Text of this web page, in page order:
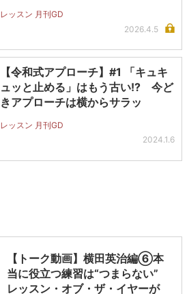
レッスン 月刊GD
2026.4.5
【令和式アプローチ】#1 「キュキ
ュッと止める」はもう古い!? 今ど
きアプローチは横からサラッ
レッスン 月刊GD
2024.1.6
【トーク動画】横田英治編⑥本
当に役立つ練習は“つまらない”
レッスン・オブ・ザ・イヤーが